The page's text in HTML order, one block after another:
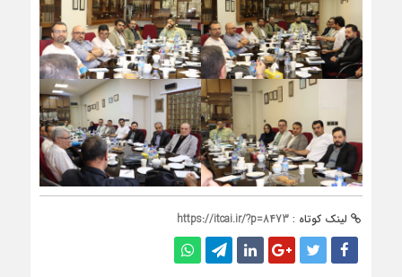
لینک کوتاه : https://itcai.ir/?p=8473